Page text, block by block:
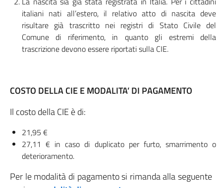
italiani nati all’estero, il relativo atto di nascita deve
risultare già trascritto nei registri di Stato Civile del
Comune di riferimento, in quanto gli estremi della
trascrizione devono essere riportati sulla CIE.
COSTO DELLA CIE E MODALITA’ DI PAGAMENTO
Il costo della CIE è di:
21,95 €
27,11 € in caso di duplicato per furto, smarrimento o
deterioramento.
Per le modalità di pagamento si rimanda alla seguente